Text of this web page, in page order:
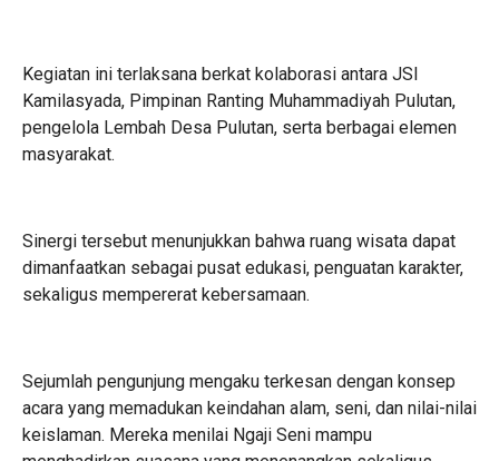
Kegiatan ini terlaksana berkat kolaborasi antara JSI
Kamilasyada, Pimpinan Ranting Muhammadiyah Pulutan,
pengelola Lembah Desa Pulutan, serta berbagai elemen
masyarakat.
Sinergi tersebut menunjukkan bahwa ruang wisata dapat
dimanfaatkan sebagai pusat edukasi, penguatan karakter,
sekaligus mempererat kebersamaan.
Sejumlah pengunjung mengaku terkesan dengan konsep
acara yang memadukan keindahan alam, seni, dan nilai-nilai
keislaman. Mereka menilai Ngaji Seni mampu